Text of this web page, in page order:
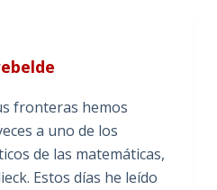
fronteras hemos
a uno de los
de las matemáticas,
Estos días he leído